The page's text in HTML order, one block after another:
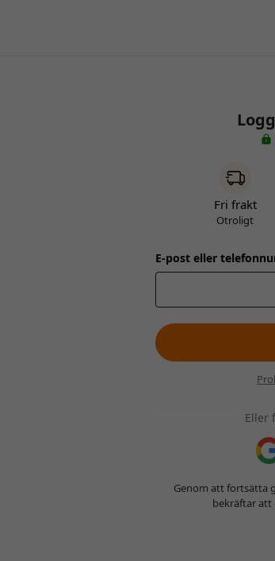
Fri frakt
Otroligt
E-post eller
Eller
Genom att fortsätta
bekräftar att